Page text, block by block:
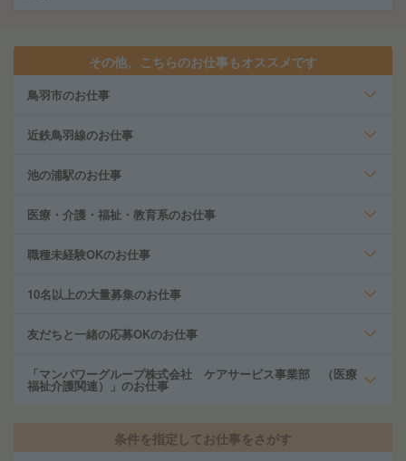
その他、こちらのお仕事もオススメです
鳥羽市のお仕事
近鉄鳥羽線のお仕事
池の浦駅のお仕事
医療・介護・福祉・教育系のお仕事
職種未経験OKのお仕事
10名以上の大量募集のお仕事
友だちと一緒の応募OKのお仕事
「マンパワーグループ株式会社 ケアサービス事業部 （医療
福祉介護関連）」のお仕事
条件を指定してお仕事をさがす